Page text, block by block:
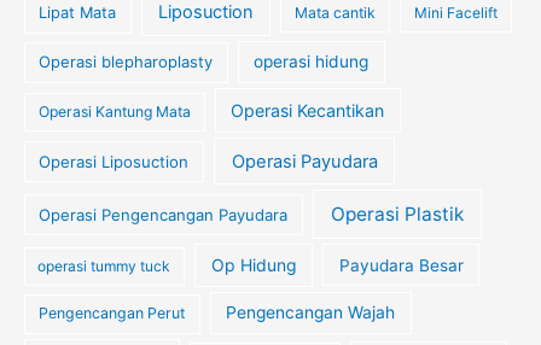
Lipat Mata Liposuction Mata cantik Mini Facelift
Operasi blepharoplasty operasi hidung
Operasi Kantung Mata Operasi Kecantikan
Operasi Liposuction Operasi Payudara
Operasi Pengencangan Payudara Operasi Plastik
operasi tummy tuck Op Hidung Payudara Besar
Pengencangan Perut Pengencangan Wajah